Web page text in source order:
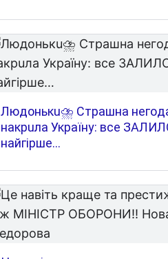
Людoнькu⛈ Cтpaшнa
нaкpuлa Укpaїнy: вce
нaйгipшe…